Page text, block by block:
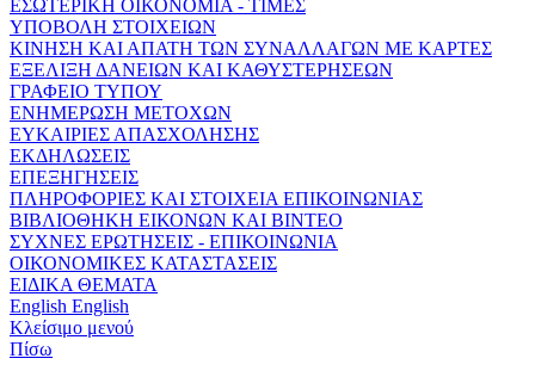
ΕΣΩΤΕΡΙΚΗ ΟΙΚΟΝΟΜΙΑ - ΤΙΜΕΣ
ΥΠΟΒΟΛΗ ΣΤΟΙΧΕΙΩΝ
ΚΙΝΗΣΗ ΚΑΙ ΑΠΑΤΗ ΤΩΝ ΣΥΝΑΛΛΑΓΩΝ ΜΕ ΚΑΡΤΕΣ
ΕΞΕΛΙΞΗ ΔΑΝΕΙΩΝ ΚΑΙ ΚΑΘΥΣΤΕΡΗΣΕΩΝ
ΓΡΑΦΕΙΟ ΤΥΠΟΥ
ΕΝΗΜΕΡΩΣΗ ΜΕΤΟΧΩΝ
ΕΥΚΑΙΡΙΕΣ ΑΠΑΣΧΟΛΗΣΗΣ
ΕΚΔΗΛΩΣΕΙΣ
ΕΠΕΞΗΓΗΣΕΙΣ
ΠΛΗΡΟΦΟΡΙΕΣ ΚΑΙ ΣΤΟΙΧΕΙΑ ΕΠΙΚΟΙΝΩΝΙΑΣ
ΒΙΒΛΙΟΘΗΚΗ ΕΙΚΟΝΩΝ ΚΑΙ ΒΙΝΤΕΟ
ΣΥΧΝΕΣ ΕΡΩΤΗΣΕΙΣ - ΕΠΙΚΟΙΝΩΝΙΑ
ΟΙΚΟΝΟΜΙΚΕΣ ΚΑΤΑΣΤΑΣΕΙΣ
ΕΙΔΙΚΑ ΘΕΜΑΤΑ
English English
Κλείσιμο μενού
Πίσω